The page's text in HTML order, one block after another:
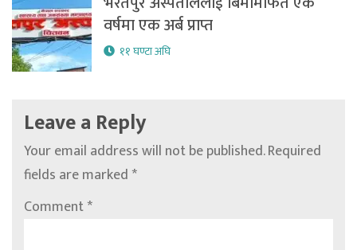
वर्षमा एक अर्ब प्राप्त
११ घण्टा अघि
Leave a Reply
Your email address will not be published.Required
fields are marked*
Comment*